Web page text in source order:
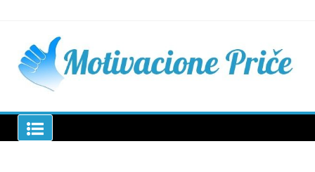
Motivacione Priče